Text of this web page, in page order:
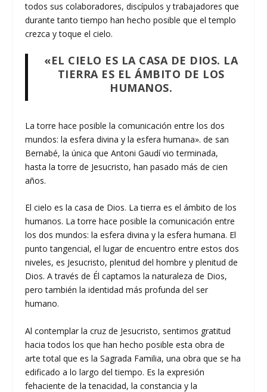
todos sus colaboradores, discípulos y trabajadores que
durante tanto tiempo han hecho posible que el templo
crezca y toque el cielo.
«EL CIELO ES LA CASA DE DIOS. LA
TIERRA ES EL ÁMBITO DE LOS
HUMANOS.
La torre hace posible la comunicación entre los dos
mundos: la esfera divina y la esfera humana». de san
Bernabé, la única que Antoni Gaudí vio terminada,
hasta la torre de Jesucristo, han pasado más de cien
años.
El cielo es la casa de Dios. La tierra es el ámbito de los
humanos. La torre hace posible la comunicación entre
los dos mundos: la esfera divina y la esfera humana. El
punto tangencial, el lugar de encuentro entre estos dos
niveles, es Jesucristo, plenitud del hombre y plenitud de
Dios. A través de Él captamos la naturaleza de Dios,
pero también la identidad más profunda del ser
humano.
Al contemplar la cruz de Jesucristo, sentimos gratitud
hacia todos los que han hecho posible esta obra de
arte total que es la Sagrada Familia, una obra que se ha
edificado a lo largo del tiempo. Es la expresión
fehaciente de la tenacidad, la constancia y la